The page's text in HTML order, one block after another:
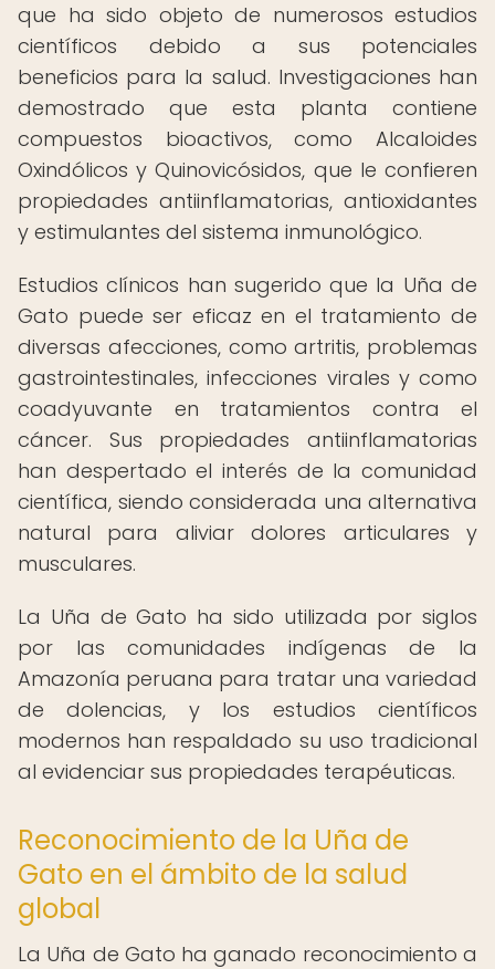
que ha sido objeto de numerosos estudios
científicos debido a sus potenciales
beneficios para la salud. Investigaciones han
demostrado que esta planta contiene
compuestos bioactivos, como Alcaloides
Oxindólicos y Quinovicósidos, que le confieren
propiedades antiinflamatorias, antioxidantes
y estimulantes del sistema inmunológico.
Estudios clínicos han sugerido que la Uña de
Gato puede ser eficaz en el tratamiento de
diversas afecciones, como artritis, problemas
gastrointestinales, infecciones virales y como
coadyuvante en tratamientos contra el
cáncer. Sus propiedades antiinflamatorias
han despertado el interés de la comunidad
científica, siendo considerada una alternativa
natural para aliviar dolores articulares y
musculares.
La Uña de Gato ha sido utilizada por siglos
por las comunidades indígenas de la
Amazonía peruana para tratar una variedad
de dolencias, y los estudios científicos
modernos han respaldado su uso tradicional
al evidenciar sus propiedades terapéuticas.
Reconocimiento de la Uña de
Gato en el ámbito de la salud
global
La Uña de Gato ha ganado reconocimiento a